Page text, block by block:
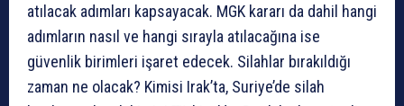
atılacak adımları kapsayacak. MGK kararı da dahil hangi
adımların nasıl ve hangi sırayla atılacağına ise
güvenlik birimleri işaret edecek. Silahlar bırakıldığı
zaman ne olacak? Kimisi Irak’ta, Suriye’de silah